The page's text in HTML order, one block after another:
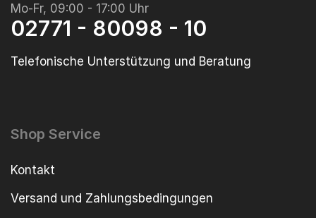
Mo-Fr, 09:00 - 17:00 Uhr
02771 - 80098 - 10
Telefonische Unterstützung und Beratung
Shop Service
Kontakt
Versand und Zahlungsbedingungen